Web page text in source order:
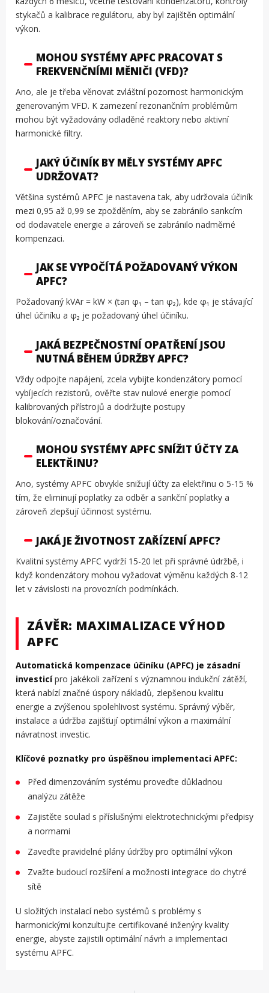
stykačů a kalibrace regulátoru, aby byl zajištěn optimální
výkon.
MOHOU SYSTÉMY APFC PRACOVAT S
FREKVENČNÍMI MĚNIČI (VFD)?
Ano, ale je třeba věnovat zvláštní pozornost harmonickým
generovaným VFD. K zamezení rezonančním problémům
mohou být vyžadovány odladěné reaktory nebo aktivní
harmonické filtry.
JAKÝ ÚČINÍK BY MĚLY SYSTÉMY APFC
UDRŽOVAT?
Většina systémů APFC je nastavena tak, aby udržovala účiník
mezi 0,95 až 0,99 se zpožděním, aby se zabránilo sankcím
od dodavatele energie a zároveň se zabránilo nadměrné
kompenzaci.
JAK SE VYPOČÍTÁ POŽADOVANÝ VÝKON
APFC?
Požadovaný kVAr = kW × (tan φ₁ – tan φ₂), kde φ₁ je stávající
úhel účiníku a φ₂ je požadovaný úhel účiníku.
JAKÁ BEZPEČNOSTNÍ OPATŘENÍ JSOU
NUTNÁ BĚHEM ÚDRŽBY APFC?
Vždy odpojte napájení, zcela vybijte kondenzátory pomocí
vybíjecích rezistorů, ověřte stav nulové energie pomocí
kalibrovaných přístrojů a dodržujte postupy
blokování/označování.
MOHOU SYSTÉMY APFC SNÍŽIT ÚČTY ZA
ELEKTŘINU?
Ano, systémy APFC obvykle snižují účty za elektřinu o 5-15 %
tím, že eliminují poplatky za odběr a sankční poplatky a
zároveň zlepšují účinnost systému.
JAKÁ JE ŽIVOTNOST ZAŘÍZENÍ APFC?
Kvalitní systémy APFC vydrží 15-20 let při správné údržbě, i
když kondenzátory mohou vyžadovat výměnu každých 8-12
let v závislosti na provozních podmínkách.
ZÁVĚR: MAXIMALIZACE VÝHOD
APFC
Automatická kompenzace účiníku (APFC) je zásadní
investicípro jakékoli zařízení s významnou indukční zátěží,
která nabízí značné úspory nákladů, zlepšenou kvalitu
energie a zvýšenou spolehlivost systému. Správný výběr,
instalace a údržba zajišťují optimální výkon a maximální
návratnost investic.
Klíčové poznatky pro úspěšnou implementaci APFC:
Před dimenzováním systému proveďte důkladnou
analýzu zátěže
Zajistěte soulad s příslušnými elektrotechnickými předpisy
a normami
Zaveďte pravidelné plány údržby pro optimální výkon
Zvažte budoucí rozšíření a možnosti integrace do chytré
sítě
U složitých instalací nebo systémů s problémy s
harmonickými konzultujte certifikované inženýry kvality
energie, abyste zajistili optimální návrh a implementaci
systému APFC.